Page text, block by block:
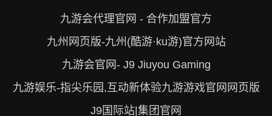
九游会代理官网 - 合作加盟官方
九州网页版-九州(酷游·ku游)官方网站
九游会官网- J9 Jiuyou Gaming
九游娱乐-指尖乐园,互动新体验九游游戏官网网页版
J9国际站|集团官网